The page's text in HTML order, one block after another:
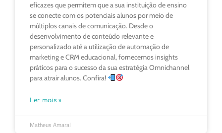
eficazes que permitem que a sua instituição de ensino
se conecte com os potenciais alunos por meio de
múltiplos canais de comunicação. Desde o
desenvolvimento de conteúdo relevante e
personalizado até a utilização de automação de
marketing e CRM educacional, fornecemos insights
práticos para o sucesso da sua estratégia Omnichannel
para atrair alunos. Confira!
Ler mais »
Matheus Amaral